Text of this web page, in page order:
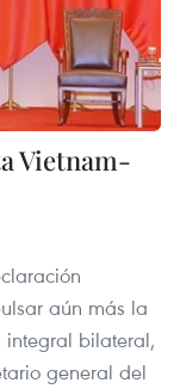
Vietnam-
aún más la
integral bilateral,
general del